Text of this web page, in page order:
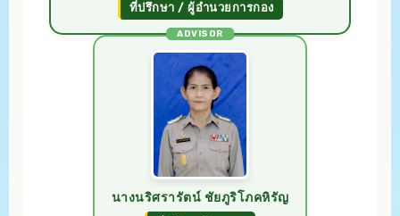
ที่ปรึกษา / ผู้อำนวยการกอง
ADVISOR
นางนริศรารัตน์ ชัยภูริโภคหิรัญ